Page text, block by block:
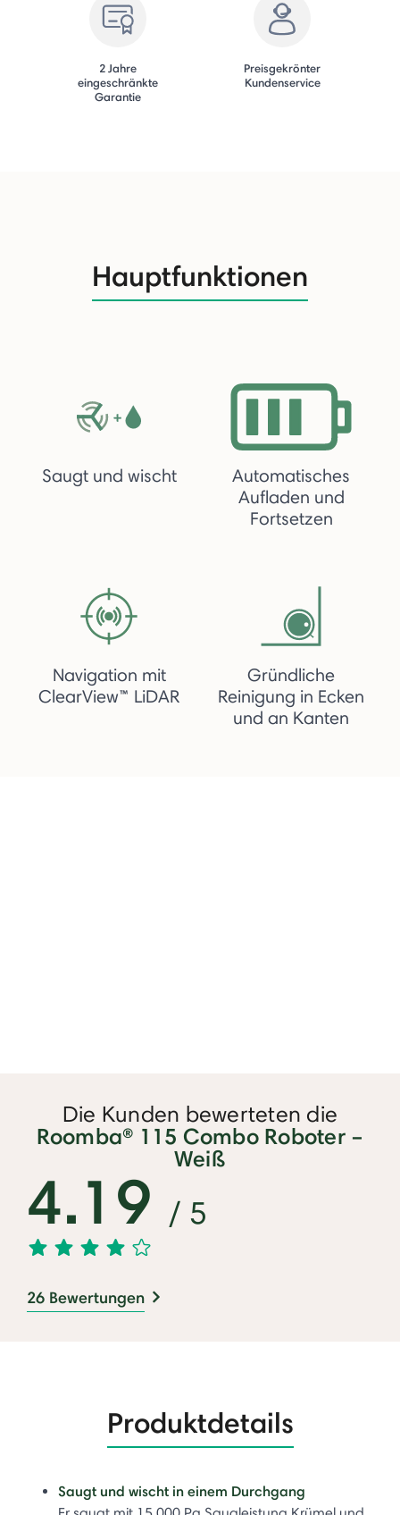
2 Jahre
eingeschränkte
Garantie
Preisgekrönter
Kundenservice
Hauptfunktionen
Saugt und wischt
Automatisches
Aufladen und
Fortsetzen
Navigation mit
ClearView™ LiDAR
Gründliche
Reinigung in Ecken
und an Kanten
Die Kunden bewerteten die
Roomba® 115 Combo Roboter –
Weiß
4.19 / 5
26 Bewertungen
Produktdetails
Saugt und wischt in einem Durchgang